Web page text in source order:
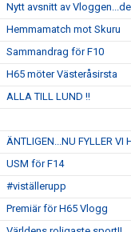
Nytt avsnitt av
Hemmamatch mot Skuru
Sammandrag för F10
H65 möter Västeråsirsta
ALLA TILL LUND !!
ÄNTLIGEN...NU FYLLER VI
USM för F14
#viställerupp
Premiär för H65 Vlogg